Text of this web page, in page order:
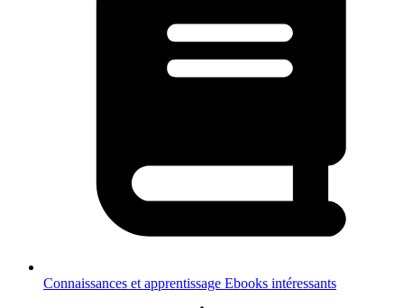
Connaissances et apprentissage Ebooks intéressants